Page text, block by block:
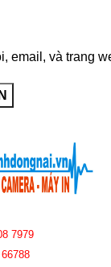
email, và trang
7979